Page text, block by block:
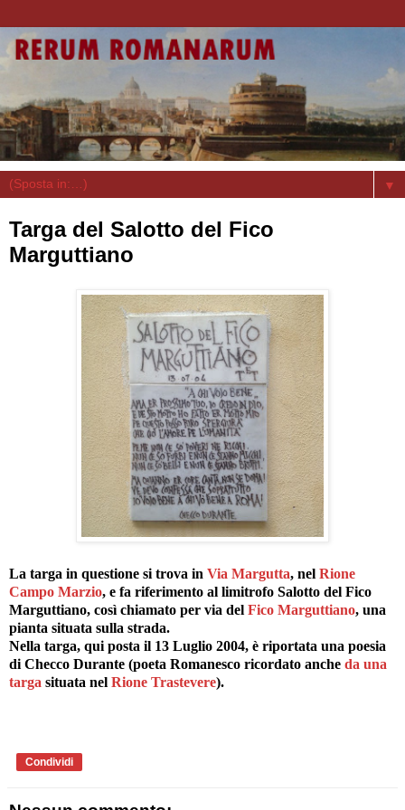
▼
Targa del Salotto del Fico
Marguttiano
La targa in questione si trova in Via Margutta, nel Rione
Campo Marzio, e fa riferimento al limitrofo Salotto del Fico
Marguttiano, così chiamato per via del Fico Marguttiano, una
pianta situata sulla strada.
Nella targa, qui posta il 13 Luglio 2004, è riportata una poesia
di Checco Durante (poeta Romanesco ricordato anche da una
targa situata nel Rione Trastevere).
Condividi